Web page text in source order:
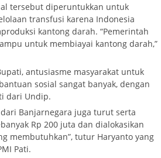
tersebut diperuntukkan untuk
transfusi karena Indonesia
kantong darah. “Pemerintah
untuk membiayai kantong darah,”
antusiasme masyarakat untuk
sosial sangat banyak, dengan
dari Undip.
Banjarnegara juga turut serta
Rp 200 juta dan dialokasikan
membutuhkan”, tutur Haryanto yang
Pati.